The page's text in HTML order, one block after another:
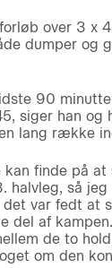
over 3 x
dumper og
90
siger han og
lang række
kan finde på at
halvleg, så
var fedt at
del af
de to
om den